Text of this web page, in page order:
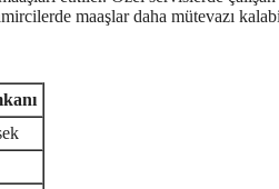
maaşlar daha mütevazı